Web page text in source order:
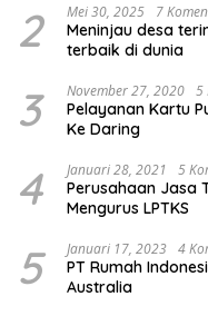
2 Mei 30, 2025 7
Meninjau desa
terbaik di dunia
3 November 27, 2020 5
Pelayanan Kartu
Ke Daring
4 Januari 28, 2021 5
Perusahaan Jasa
Mengurus LPTKS
5 Januari 17, 2023 4
PT Rumah
Australia